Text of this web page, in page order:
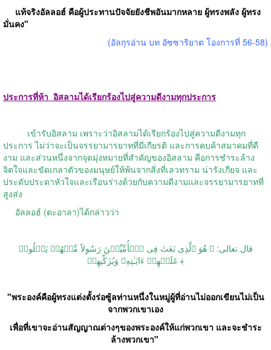
แท้จริงอัลลอฮ์ คือผู้ประทานปัจจัยยังชีพอันมากหลาย ผู้ทรงพลัง ผู้ทรง
มั่นคง"
(อัลกุรอ่าน บท อัซซาริยาต โองการที่ 56-58)
ประการที่ห้า อิสลามได้เรียกร้องไปสู่ความดีงามทุกประการ
เข้ารับอิสลาม เพราะว่าอิสลามได้เรียกร้องไปสู่ความดีงามทุก
ประการ ไม่ว่าจะเป็นจรรยามารยาทที่มีเกียรติ และการคบค้าสมาคมที่ดี
งาม และส่วนหนึ่งจากจุดมุ่งหมายที่สำคัญของอิสลาม คือการชำระล้าง
จิตใจและขัดเกลาตัวของมนุษย์ให้พ้นจากสิ่งที่เลวทราม น่ารังเกียจ และ
ประดับประดาหัวใจและเรือนร่างด้วยกับความดีงามและจรรยามารยาทที่
สูงส่ง
อัลลอฮ์ (ตะอาลา)ได้กล่าวว่า
قال تعالى: ﴿ هُوَ ٱلَّذِی بَعَثَ فِی ٱلۡأُمِّیِّـۧنَ رَسُولاً مِّنۡهُمۡ یَتۡلُوا۟
عَلَیۡهِمۡ ءَایَـٰتِهِۦ وَیُزَكِّیهِمۡ ﴾
"พระองค์คือผู้ทรงแต่งตั้งร่อซู้ลท่านหนึ่งในหมู่ผู้ที่อ่านไม่ออกเขียนไม่เป็น
จากพวกเขาเอง
เพื่อที่เขาจะอ่านสัญญาณต่างๆของพระองค์ให้แก่พวกเขา และจะชำระ
ล้างพวกเขา"